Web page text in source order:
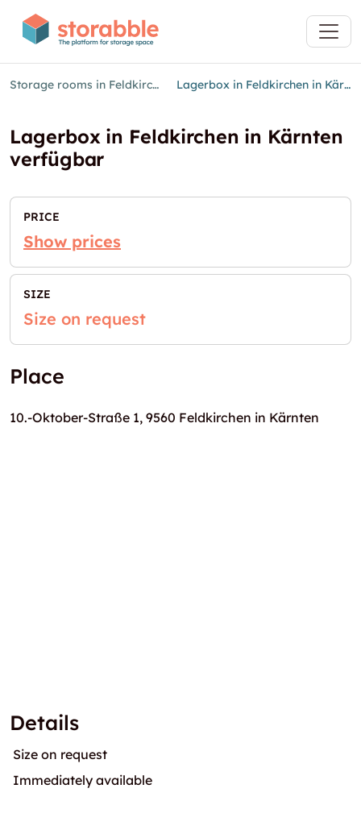
Storage rooms in Feldkirchen in Kärnten Lagerbox in Feldkirchen in Kärnten verfügbar
Lagerbox in Feldkirchen in Kärnten
verfügbar
PRICE
Show prices
SIZE
Size on request
Place
10.-Oktober-Straße 1, 9560 Feldkirchen in Kärnten
Details
Size on request
Immediately available